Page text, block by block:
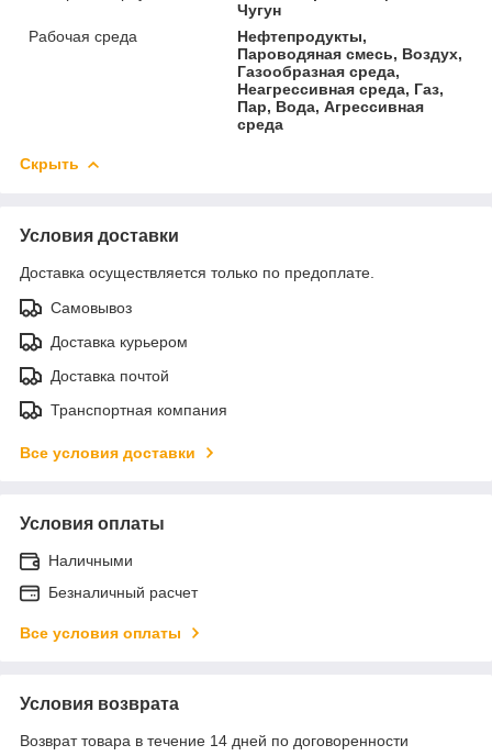
Чугун
Рабочая среда
Нефтепродукты,
Пароводяная смесь, Воздух,
Газообразная среда,
Неагрессивная среда, Газ,
Пар, Вода, Агрессивная
среда
Скрыть
Условия доставки
Доставка осуществляется только по предоплате.
Самовывоз
Доставка курьером
Доставка почтой
Транспортная компания
Все условия доставки
Условия оплаты
Наличными
Безналичный расчет
Все условия оплаты
Условия возврата
Возврат товара в течение 14 дней по договоренности